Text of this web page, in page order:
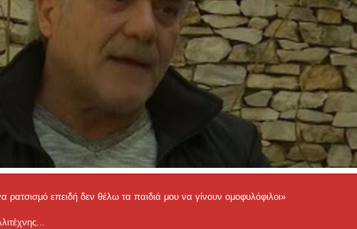
ρατσισμό επειδή δεν θέλω τα παιδιά μου να γίνουν ομοφυλόφιλοι»